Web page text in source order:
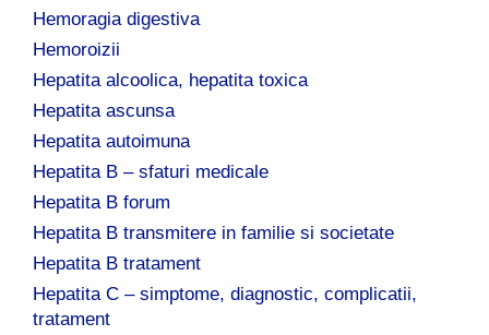
Hemoragia digestiva
Hemoroizii
Hepatita alcoolica, hepatita toxica
Hepatita ascunsa
Hepatita autoimuna
Hepatita B – sfaturi medicale
Hepatita B forum
Hepatita B transmitere in familie si societate
Hepatita B tratament
Hepatita C – simptome, diagnostic, complicatii,
tratament